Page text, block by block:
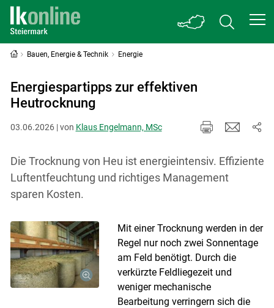
Bauen, Energie & Technik Energie
Energiespartipps zur effektiven
Heutrocknung
03.06.2026 | von Klaus Engelmann, MSc
Die Trocknung von Heu ist energieintensiv. Effiziente
Luftentfeuchtung und richtiges Management
sparen Kosten.
Mit einer Trocknung werden in der
Regel nur noch zwei Sonnentage
am Feld benötigt. Durch die
verkürzte Feldliegezeit und
weniger mechanische
Bearbeitung verringern sich die